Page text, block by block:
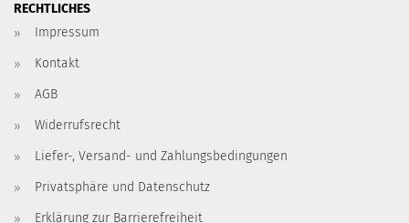
RECHTLICHES
Impressum
Kontakt
AGB
Widerrufsrecht
Liefer-, Versand- und Zahlungsbedingungen
Privatsphäre und Datenschutz
Erklärung zur Barrierefreiheit